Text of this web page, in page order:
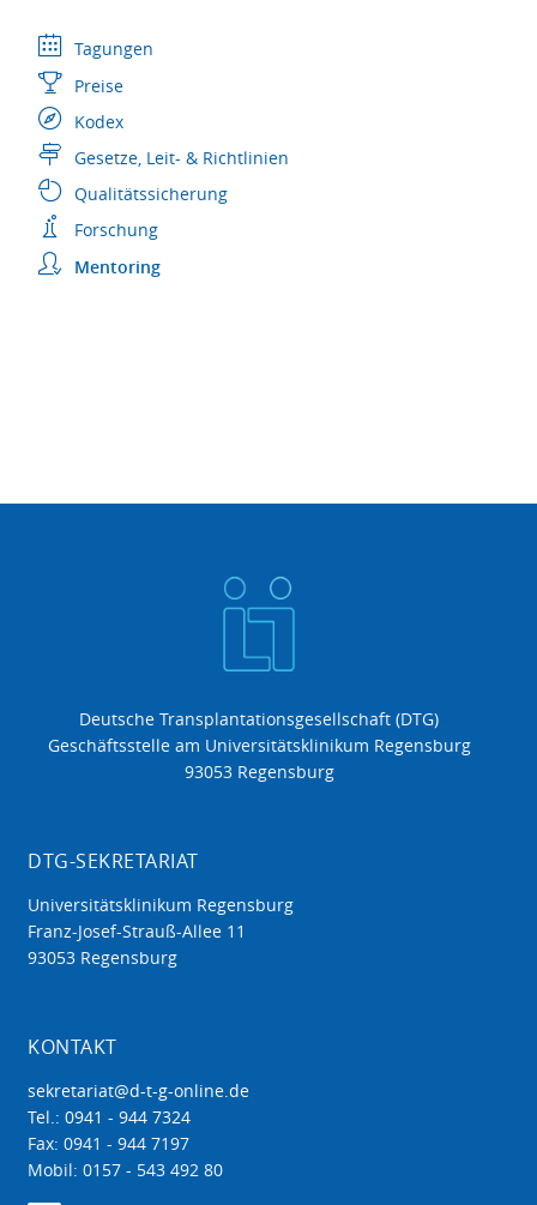
Tagungen
Preise
Kodex
Gesetze, Leit- & Richtlinien
Qualitätssicherung
Forschung
Mentoring
Deutsche Transplantationsgesellschaft (DTG)
Geschäftsstelle am Universitätsklinikum Regensburg
93053 Regensburg
DTG-SEKRETARIAT
Universitätsklinikum Regensburg
Franz-Josef-Strauß-Allee 11
93053 Regensburg
KONTAKT
sekretariat@d-t-g-online.de
Tel.: 0941 - 944 7324
Fax: 0941 - 944 7197
Mobil: 0157 - 543 492 80